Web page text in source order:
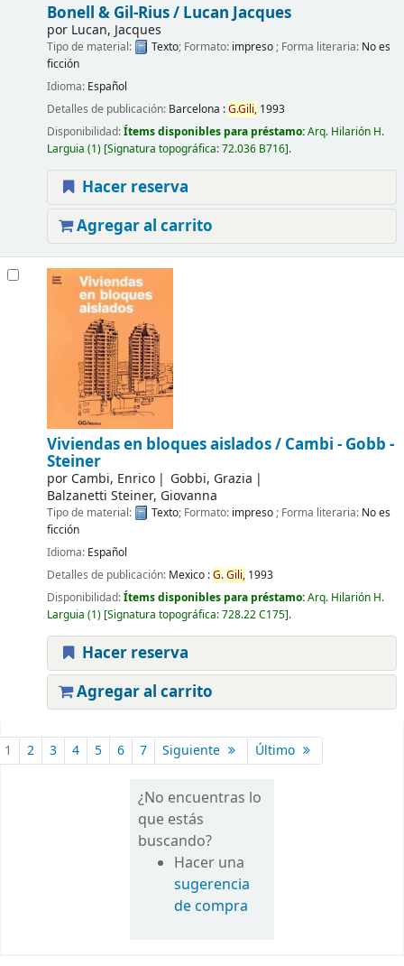
Bonell & Gil-Rius / Lucan Jacques
por Lucan, Jacques
Tipo de material: Texto; Formato: impreso ; Forma literaria: No es
ficción
Idioma: Español
Detalles de publicación: Barcelona :G.Gili, 1993
Disponibilidad:Ítems disponibles para préstamo:Arq. Hilarión H.
Larguia (1) Signatura topográfica:72.036 B716 .
Hacer reserva
Agregar al carrito
Viviendas en bloques aislados / Cambi - Gobb -
Steiner
por Cambi, Enrico
Gobbi, Grazia
Balzanetti Steiner, Giovanna
Tipo de material: Texto; Formato: impreso ; Forma literaria: No es
ficción
Idioma: Español
Detalles de publicación: Mexico :G.Gili, 1993
Disponibilidad:Ítems disponibles para préstamo:Arq. Hilarión H.
Larguia (1) Signatura topográfica:728.22 C175 .
Hacer reserva
Agregar al carrito
1 2 3 4 5 6 7 Siguiente Último
¿No encuentras lo
que estás
buscando?
Hacer una
sugerencia
de compra